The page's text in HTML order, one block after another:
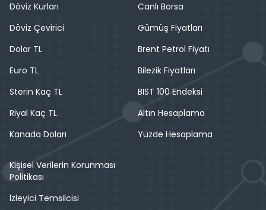
Döviz Kurları
Döviz Çevirici
Dolar TL
Euro TL
Sterin Kaç TL
Riyal Kaç TL
Kanada Doları
Canlı Borsa
Gümüş Fiyatları
Brent Petrol Fiyatı
Bilezik Fiyatları
BIST 100 Endeksi
Altın Hesaplama
Yüzde Hesaplama
Kişisel Verilerin Korunması
Politikası
İzleyici Temsilcisi